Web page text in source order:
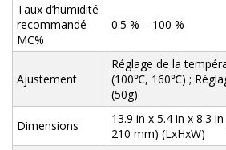
Taux d’humidité
recommandé
MC%
0.5 % – 100 %
Ajustement
Réglage de la
(100℃, 160℃) ;
(50g)
Dimensions
13.9 in x 5.4 in x 8.3
210 mm) (LxHxW)